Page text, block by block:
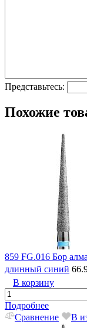
Представьтесь:
Похожие
859 FG.016 Бор
длинный синий
В корзину
Подробнее
Сравнение
В